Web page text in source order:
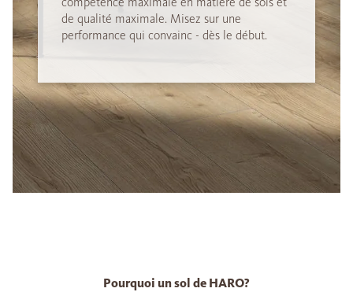
de qualité maximale. Misez sur une
performance qui convainc - dès le début.
Pourquoi un sol de HARO?